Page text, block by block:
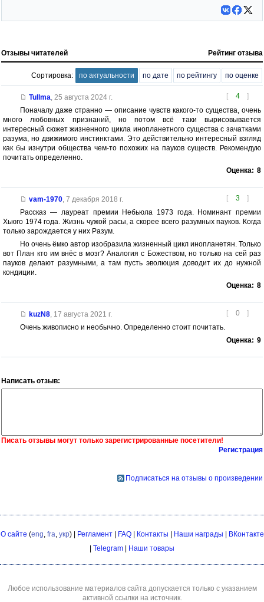
Отзывы читателей Рейтинг отзыва
Сортировка: по актуальности по дате по рейтингу по оценке
[ 4 ]
Tullma, 25 августа 2024 г.
Поначалу даже странно — описание чувств какого-то существа, очень
много любовных признаний, но потом всё таки вырисовывается
интересный сюжет жизненного цикла инопланетного существа с зачатками
разума, но движимого инстинктами. Это действительно интересный взгляд
как бы изнутри общества чем-то похожих на пауков существ. Рекомендую
почитать определенно.
Оценка: 8
[ 3 ]
vam-1970, 7 декабря 2018 г.
Рассказ — лауреат премии Небьюла 1973 года. Номинант премии
Хьюго 1974 года. Жизнь чужой расы, а скорее всего разумных пауков. Когда
только зарождается у них Разум.
Но очень ёмко автор изобразила жизненный цикл инопланетян. Только
вот План кто им внёс в мозг? Аналогия с Божеством, но только на сей раз
пауков делают разумными, а там пусть эволюция доводит их до нужной
кондиции.
Оценка: 8
[ 0 ]
kuzN8, 17 августа 2021 г.
Очень живописно и необычно. Определенно стоит почитать.
Оценка: 9
Написать отзыв:
Писать отзывы могут только зарегистрированные посетители!
Регистрация
Подписаться на отзывы о произведении
О сайте (eng, fra, укр) | Регламент| FAQ| Контакты Наши награды
ВКонтакте
Telegram Наши товары
Любое использование материалов сайта допускается только с указанием
активной ссылки на источник.